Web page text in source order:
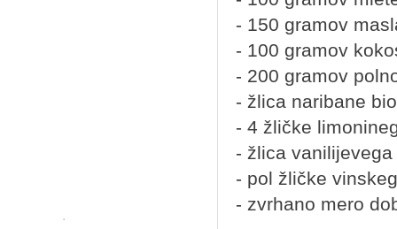
- 150 gramov
- 100 gramov
- 200 gramov
- žlica naribane
- 4 žličke
- žlica
- pol žličke
- zvrhano mero